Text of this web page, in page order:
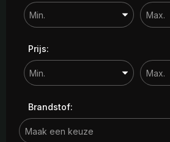
Prijs:
Brandstof: